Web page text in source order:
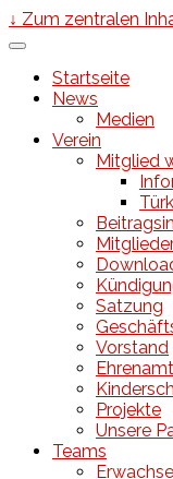
↓ Zum zentralen
Startseite
News
Medien
Verein
Mitglied
Satzung
Vorstand
Projekte
Unsere
Teams